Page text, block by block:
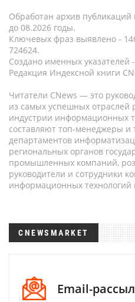
Обработан архив публикаций
до 08.2026 годы.
Ключевых фраз выявлено -
724624.
Создано именных указателей
Редакция Индексной книги
Читатели CNews — это
из самых успешных отраслей
индустрии информационных
составляют топ-менеджеры и
департаментов
региональных органов
промышленных компаний,
руководители и сотрудники
информационных технологий
CNEWSMARKET
Email-